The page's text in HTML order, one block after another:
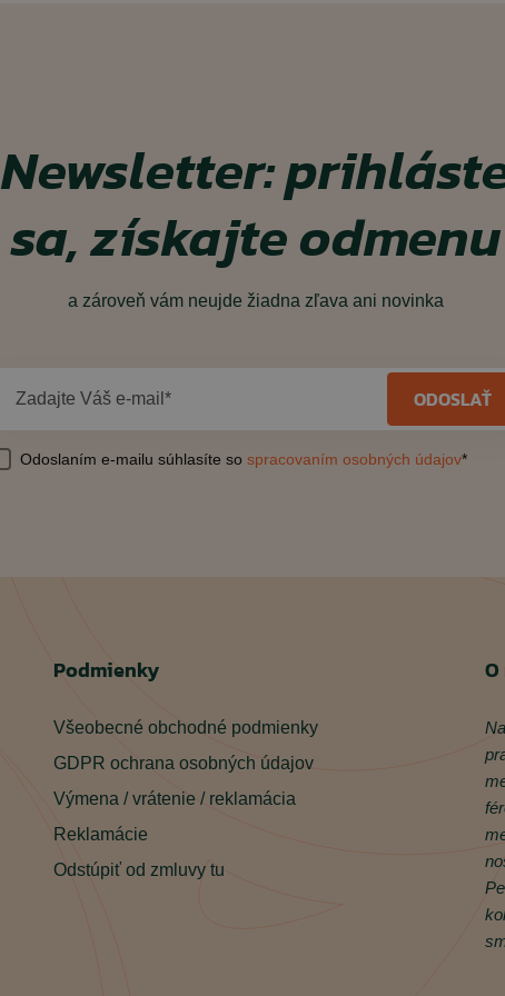
Newsletter:
sa, získajte odmenu
a zároveň vám neujde žiadna zľava ani novinka
Zadajte Váš e-mail* ODOSLAŤ
Odoslaním e-mailu súhlasíte so spracovaním osobných údajov*
Podmienky
Všeobecné obchodné podmienky
GDPR ochrana osobných údajov
Výmena / vrátenie / reklamácia
Reklamácie
Odstúpiť od zmluvy tu